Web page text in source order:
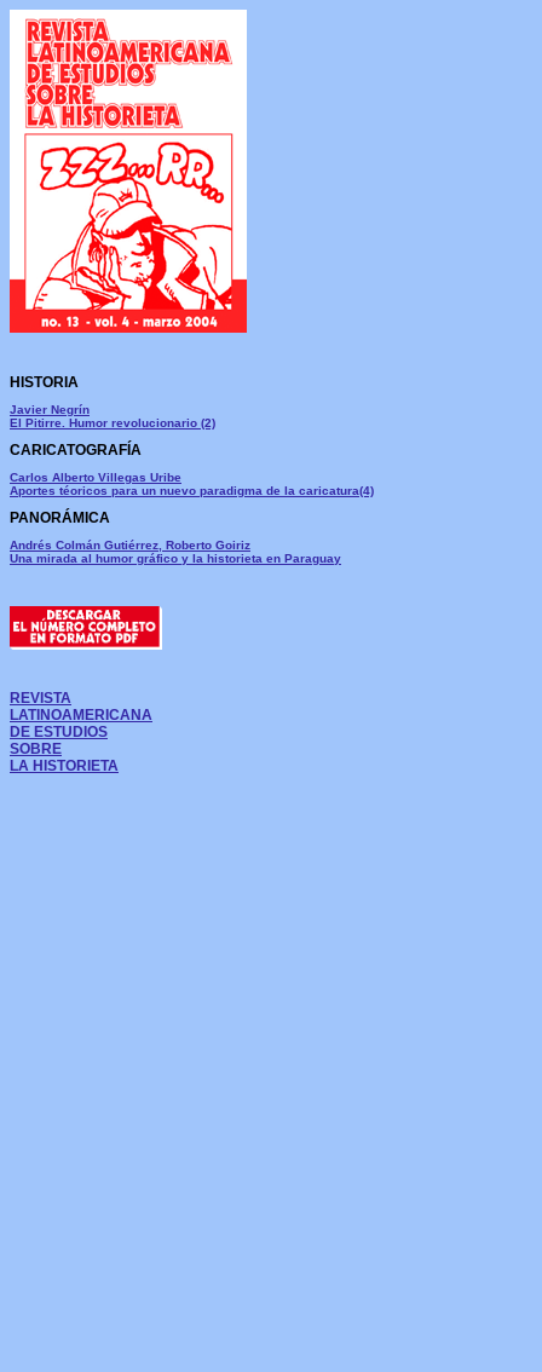
HISTORIA
Javier Negrín
El Pitirre. Humor revolucionario (2)
CARICATOGRAFÍA
Carlos Alberto Villegas Uribe
Aportes téoricos para un nuevo paradigma de la caricatura(4)
PANORÁMICA
Andrés Colmán Gutiérrez, Roberto Goiriz
Una mirada al humor gráfico y la historieta en Paraguay
REVISTA
LATINOAMERICANA
DE ESTUDIOS
SOBRE
LA HISTORIETA